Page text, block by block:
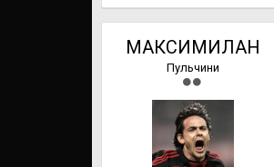
МАКСИМИЛАН
Пульчини